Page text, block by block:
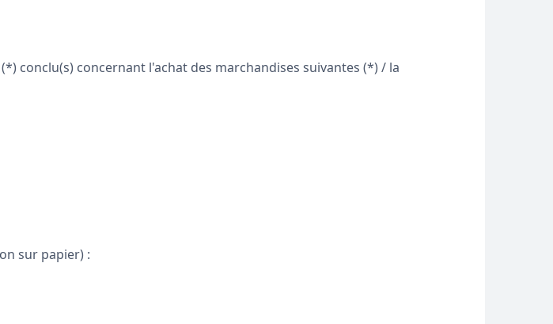
conclu(s) concernant l'achat des marchandises suivantes (*) / la
sur papier) :